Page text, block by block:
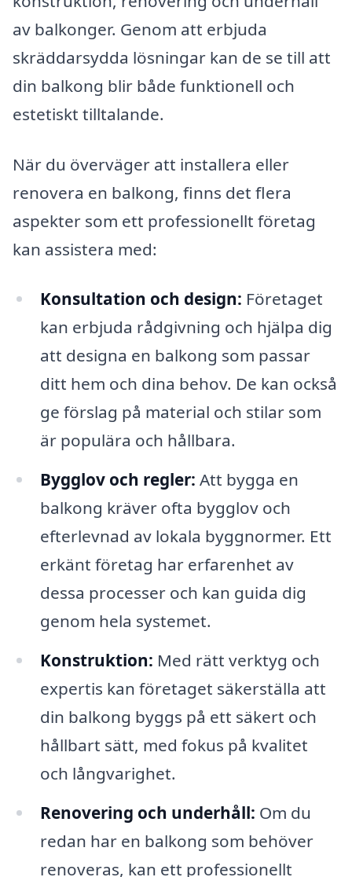
av balkonger. Genom att erbjuda
skräddarsydda lösningar kan de se till att
din balkong blir både funktionell och
estetiskt tilltalande.
När du överväger att installera eller
renovera en balkong, finns det flera
aspekter som ett professionellt företag
kan assistera med:
Konsultation och design: Företaget
kan erbjuda rådgivning och hjälpa dig
att designa en balkong som passar
ditt hem och dina behov. De kan också
ge förslag på material och stilar som
är populära och hållbara.
Bygglov och regler: Att bygga en
balkong kräver ofta bygglov och
efterlevnad av lokala byggnormer. Ett
erkänt företag har erfarenhet av
dessa processer och kan guida dig
genom hela systemet.
Konstruktion: Med rätt verktyg och
expertis kan företaget säkerställa att
din balkong byggs på ett säkert och
hållbart sätt, med fokus på kvalitet
och långvarighet.
Renovering och underhåll: Om du
redan har en balkong som behöver
renoveras, kan ett professionellt